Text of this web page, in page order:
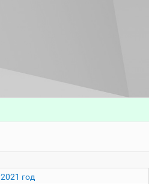
2021 год